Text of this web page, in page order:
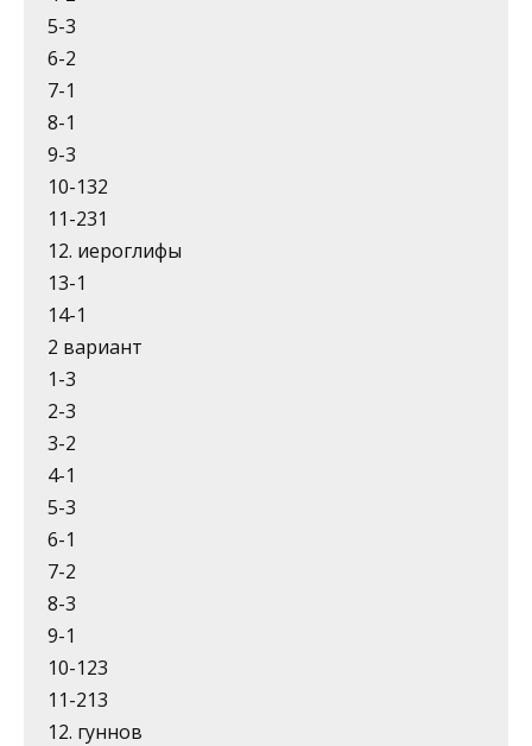
5-3
6-2
7-1
8-1
9-3
10-132
11-231
12. иероглифы
13-1
14-1
2 вариант
1-3
2-3
3-2
4-1
5-3
6-1
7-2
8-3
9-1
10-123
11-213
12. гуннов